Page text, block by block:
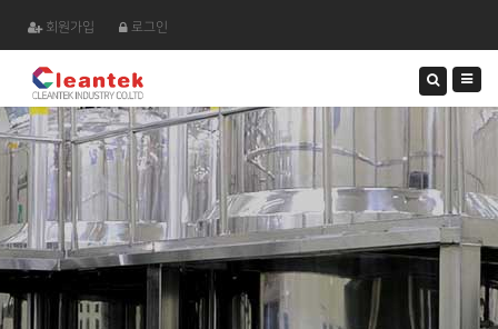
회원가입 로그인
검
색
하
기